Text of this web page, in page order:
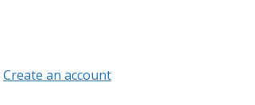
Create an account